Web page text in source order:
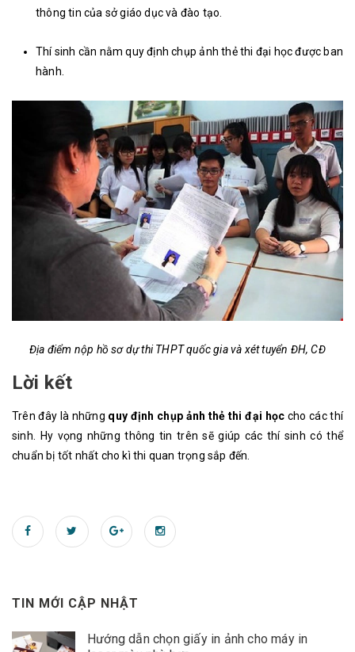
TIN MỚI CẬP NHẬT
Hướng dẫn chọn giấy in ảnh cho máy in
thông tin của sở giáo dục và đào tạo.
Thí sinh cần nằm quy định chụp ảnh thẻ thi đại học được ban
hành.
Địa điểm nộp hồ sơ dự thi THPT quốc gia và xét tuyển ĐH, CĐ
Lời kết
Trên đây là những quy định chụp ảnh thẻ thi đại học cho các thí
sinh. Hy vọng những thông tin trên sẽ giúp các thí sinh có thể
chuẩn bị tốt nhất cho kì thi quan trọng sắp đến.